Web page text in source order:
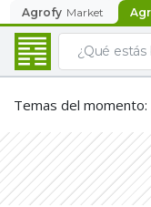
Agrofy Market
Temas del momento: